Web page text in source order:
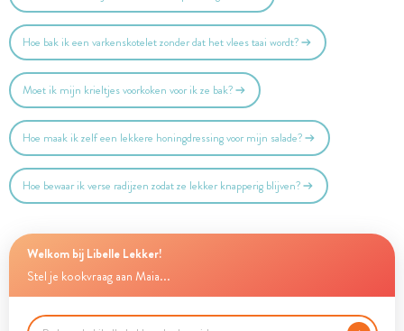
Hoe bak ik een varkenskotelet zonder dat het vlees taai wordt?
Moet ik mijn krieltjes voorkoken voor ik ze bak?
Hoe maak ik zelf een lekkere honingdressing voor mijn salade?
Hoe bewaar ik verse radijzen zodat ze lekker knapperig blijven?
Welkom bij Libelle Lekker!
Stel je kookvraag aan Maia...